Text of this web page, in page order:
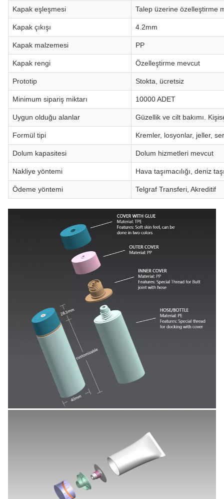
Kapak eşleşmesi Talep üzerine özelleştirme
Kapak çıkışı 4.2mm
Kapak malzemesi PP
Kapak rengi Özelleştirme mevcut
Prototip Stokta, ücretsiz
Minimum sipariş miktarı 10000 ADET
Uygun olduğu alanlar Güzellik ve cilt bakımı.
Formül tipi Kremler, losyonlar, jeller,
Dolum kapasitesi Dolum hizmetleri mevcut
Nakliye yöntemi Hava taşımacılığı, deniz
Ödeme yöntemi Telgraf Transferi, Akreditif